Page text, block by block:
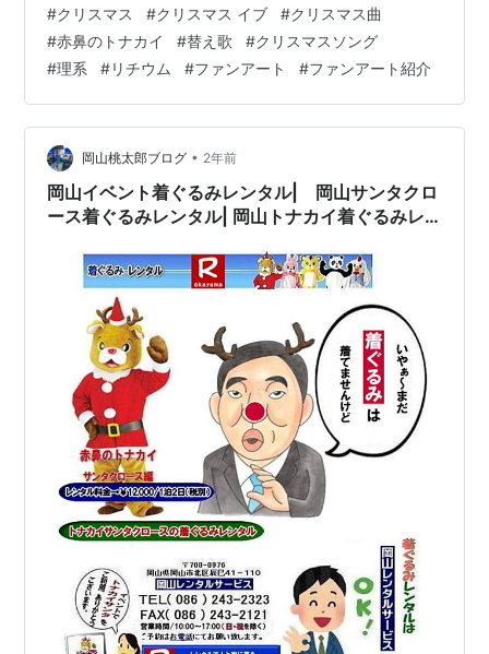
来はぴかぴかのおまえの電池が役に立つのさ いつも泣い
てたリチウムさんは今宵こそはとよろこびました 曲の宣
伝と同時にYouTubeチャンネルの宣伝もさせてくださ
い。理系の理系による理系のためのチャンネル -
YouTube動画を作るのはとっても大変なので、年に数回
くらいの投稿に…
#クリスマス #クリスマス イブ #クリスマス曲
#赤鼻のトナカイ #替え歌 #クリスマスソング
#理系 #リチウム #ファンアート #ファンアート紹介
岡山桃太郎ブログ • 2年前
岡山イベント着ぐるみレンタル| 岡山サンタクロ
ース着ぐるみレンタル| 岡山トナカイ着ぐるみレ
ンタル| 岡山 トナカイ サンタクロース レンタル
料金| トナカイサンタクロース着ぐるみ| レンタ
ル| トナカイ| 着ぐるみのレンタル| サンタクロ
ース| 着ぐるみ| トナカイサンタクロースのレン
タル| レンタル料金| トナカイレンタル| 赤鼻ト
ナカイ| サンタクロース編 着ぐるみ| トナカイ
レンタル| 岡山レンタルサービス|TEL086-
243-2323|FAX08